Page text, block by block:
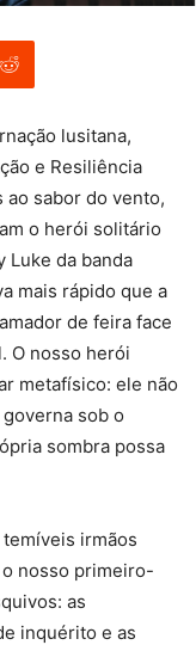
lusitana,
e Resiliência
ao sabor do vento,
o herói solitário
Luke da banda
mais rápido que a
de feira face
O nosso herói
metafísico: ele não
sob o
sombra possa
irmãos
nosso primeiro-
as
inquérito e as